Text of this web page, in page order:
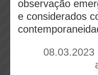
observação
e considerados
08.03.2023